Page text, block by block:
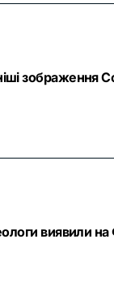
зображення
виявили